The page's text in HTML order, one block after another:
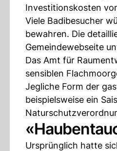
Investitionskosten
Viele Badibesucher
bewahren. Die
Gemeindewebseite
Das Amt für
sensiblen
Jegliche Form der
beispielsweise ein
Ursprünglich hatte